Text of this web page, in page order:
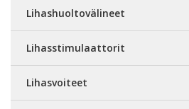
Lihashuoltovälineet
Lihasstimulaattorit
Lihasvoiteet